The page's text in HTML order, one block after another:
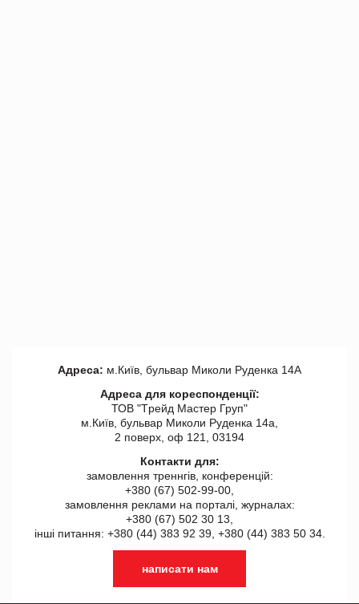
Адреса: м.Київ, бульвар Миколи Руденка 14А
Адреса для кореспонденції:
ТОВ "Tрейд Мастер Груп"
м.Київ, бульвар Миколи Руденка 14а,
2 поверх, оф 121, 03194
Контакти для:
замовлення треннгів, конференцій:
+380 (67) 502-99-00,
замовлення реклами на порталі, журналах:
+380 (67) 502 30 13,
інші питання: +380 (44) 383 92 39, +380 (44) 383 50 34.
написати нам